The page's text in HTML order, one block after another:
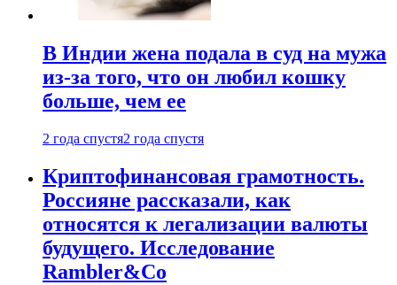
В Индии жена подала в суд на мужа
из-за того, что он любил кошку
больше, чем ее
2 года спустя2 года спустя
Криптофинансовая грамотность.
Россияне рассказали, как
относятся к легализации валюты
будущего. Исследование
Rambler&Co